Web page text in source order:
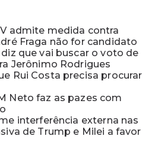
admite medida contra
Fraga não for candidato
que vai buscar o voto de
Jerônimo Rodrigues
Rui Costa precisa procurar
Neto faz as pazes com
interferência externa nas
de Trump e Milei a favor